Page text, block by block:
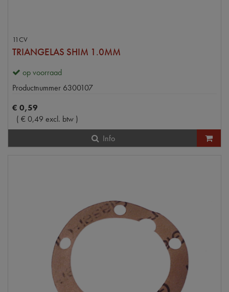
11CV
TRIANGELAS SHIM 1.0MM
op voorraad
Productnummer 6300107
€ 0,59
( €0,49 excl. btw )
Info